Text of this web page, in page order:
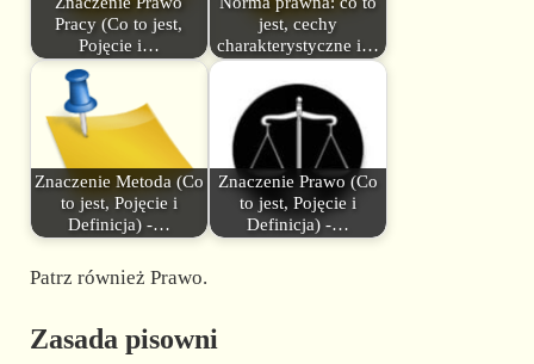
Pracy (Co to jest,
Pojęcie i…
jest, cechy
charakterystyczne i…
Znaczenie Metoda (Co
to jest, Pojęcie i
Definicja) -…
Znaczenie Prawo (Co
to jest, Pojęcie i
Definicja) -…
Patrz również Prawo.
Zasada pisowni